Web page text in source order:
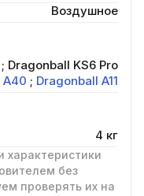
Воздушное
; Dragonball KS6 Pro
A40 ; Dragonball A11
4 кг
характеристики
без
проверять их на